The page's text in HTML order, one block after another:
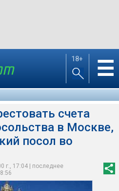
18+ ☰
счета
в Москве,
посол во
г., 17:04 | последнее